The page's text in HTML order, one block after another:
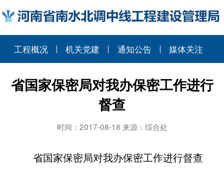
工程概况 机关党建 通知公告 媒体关注
省国家保密局对我办保密工作进行
督查
时间：2017-08-18 来源：综合处
省国家保密局对我办保密工作进行督查